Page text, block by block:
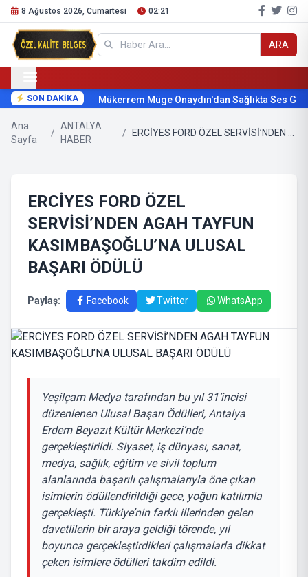
8 Ağustos 2026, Cumartesi 02:21
ARA
SON DAKİKA Mükerrem Müge Onaydın'dan Sağlıkta Ses
Ana
Sayfa
/
ANTALYA
HABER
/
ERCİYES FORD ÖZEL
SERVİSİ’NDEN AGAH TAYFUN
KASIMBAŞOĞLU’NA ULUSAL
BAŞARI ÖDÜLÜ
Paylaş: Facebook Twitter WhatsApp
Yeşilçam Medya tarafından bu yıl 31’incisi
düzenlenen Ulusal Başarı Ödülleri, Antalya
Erdem Beyazıt Kültür Merkezi’nde
gerçekleştirildi. Siyaset, iş dünyası, sanat,
medya, sağlık, eğitim ve sivil toplum
alanlarında başarılı çalışmalarıyla öne çıkan
isimlerin ödüllendirildiği gece, yoğun katılımla
gerçekleşti. Türkiye’nin farklı illerinden gelen
davetlilerin bir araya geldiği törende, yıl
boyunca gerçekleştirdikleri çalışmalarla dikkat
çeken isimlere ödülleri takdim edildi.